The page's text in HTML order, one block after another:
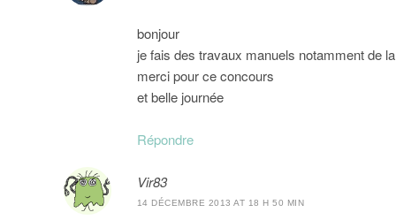
bonjour
je fais des travaux manuels notamment de
merci pour ce concours
et belle journée
Répondre
Vir83
14 DÉCEMBRE 2013 AT 18 H 50 MIN